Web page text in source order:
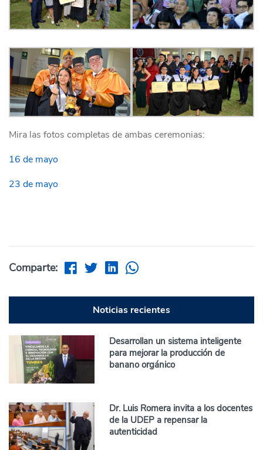
Mira las fotos completas de ambas ceremonias:
16 de mayo
23 de mayo
Comparte:
Noticias recientes
Desarrollan un sistema inteligente
para mejorar la producción de
banano orgánico
Dr. Luis Romera invita a los docentes
de la UDEP a repensar la
autenticidad